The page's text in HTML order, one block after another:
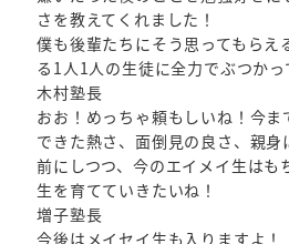
さを教えてくれました！
僕も後輩たちにそう思ってもらえ
る1人1人の生徒に全力でぶつかっ
木村塾長
おお！めっちゃ頼もしいね！今ま
できた熱さ、面倒見の良さ、親身
前にしつつ、今のエイメイ生はも
生を育てていきたいね！
増子塾長
今後はメイセイ生も入りますよ！